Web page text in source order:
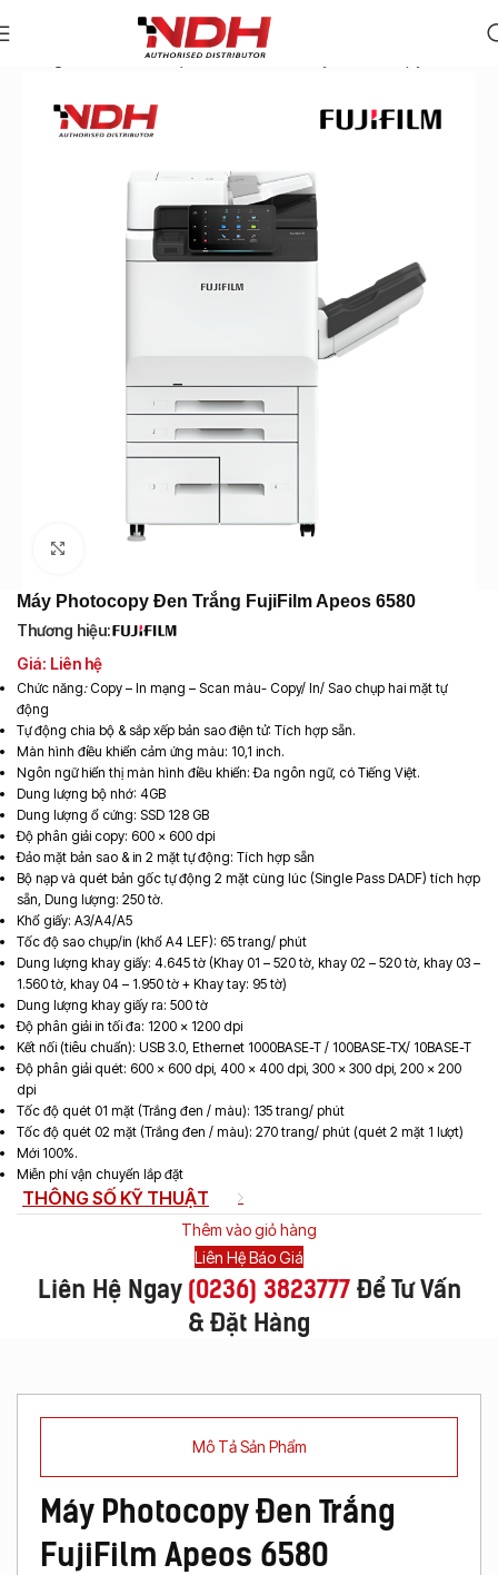
Danh Mục Sản Phẩm
Máy Photocopy Đen Trắng FujiFilm Apeos 6580
Thương hiệu:
Giá: Liên hệ
Chức năng: Copy – In mạng – Scan màu- Copy/ In/ Sao chụp hai mặt tự
động
Tự động chia bộ & sắp xếp bản sao điện tử: Tích hợp sẵn.
Màn hình điều khiển cảm ứng màu: 10,1 inch.
Ngôn ngữ hiển thị màn hình điều khiển: Đa ngôn ngữ, có Tiếng Việt.
Dung lượng bộ nhớ: 4GB
Dung lượng ổ cứng: SSD 128 GB
Độ phân giải copy: 600 x 600 dpi
Đảo mặt bản sao & in 2 mặt tự động: Tích hợp sẵn
Bộ nạp và quét bản gốc tự động 2 mặt cùng lúc (Single Pass DADF) tích hợp
sẵn, Dung lượng: 250 tờ.
Khổ giấy: A3/A4/A5
Tốc độ sao chụp/in (khổ A4 LEF): 65 trang/ phút
Dung lượng khay giấy: 4.645 tờ (Khay 01 – 520 tờ, khay 02 – 520 tờ, khay 03 –
1.560 tờ, khay 04 – 1.950 tờ + Khay tay: 95 tờ)
Dung lượng khay giấy ra: 500 tờ
Độ phân giải in tối đa: 1200 x 1200 dpi
Kết nối (tiêu chuẩn): USB 3.0, Ethernet 1000BASE-T / 100BASE-TX/ 10BASE-T
Độ phân giải quét: 600 x 600 dpi, 400 x 400 dpi, 300 x 300 dpi, 200 x 200
dpi
Tốc độ quét 01 mặt (Trắng đen / màu): 135 trang/ phút
Tốc độ quét 02 mặt (Trắng đen / màu): 270 trang/ phút (quét 2 mặt 1 lượt)
Mới 100%.
Miễn phí vận chuyển lắp đặt
THÔNG SỐ KỸ THUẬT
Thêm vào giỏ hàng
Liên Hệ Báo Giá
Liên Hệ Ngay (0236) 3823777Để Tư Vấn
& Đặt Hàng
Mô Tả Sản Phẩm
Máy Photocopy Đen Trắng
FujiFilm Apeos 6580